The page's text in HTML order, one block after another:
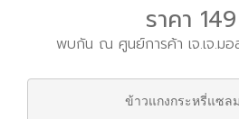
ราคา
พบกัน ณ ศูนย์การค้า เจ.เจ.ม
ข้าวแกงกระหรี่แซล